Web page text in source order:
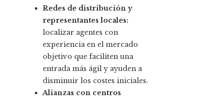
Redes de distribución y
representantes locales:
localizar agentes con
experiencia en el mercado
objetivo que faciliten una
entrada más ágil y ayuden a
disminuir los costes iniciales.
Alianzas con centros